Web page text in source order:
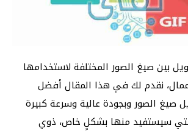
بين صيغ الصور المختلفة لاستخدامها
نقدم لك في هذا المقال أفضل
صيغ الصور وبجودة عالية وسرعة كبيرة
سيستفيد منها بشكلٍ خاص، ذوي